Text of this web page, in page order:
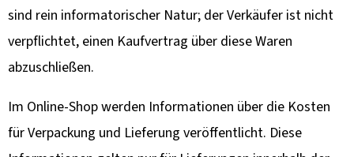
sind rein informatorischer Natur; der Verkäufer ist nicht
verpflichtet, einen Kaufvertrag über diese Waren
abzuschließen.
Im Online-Shop werden Informationen über die Kosten
für Verpackung und Lieferung veröffentlicht. Diese